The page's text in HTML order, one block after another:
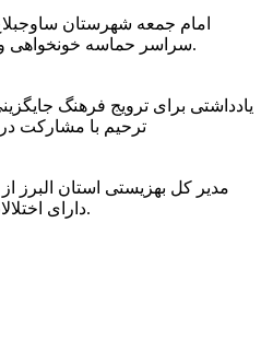
امام جمعه شهرستان
سراسر حماسه خونخواهی و مرگ بر آمریکا و اسرائیل بود.
یادداشتی برای ترویج فرهنگ
ترحیم با مشارکت در
دارای اختلالات بینایی در این استان خبر داد.